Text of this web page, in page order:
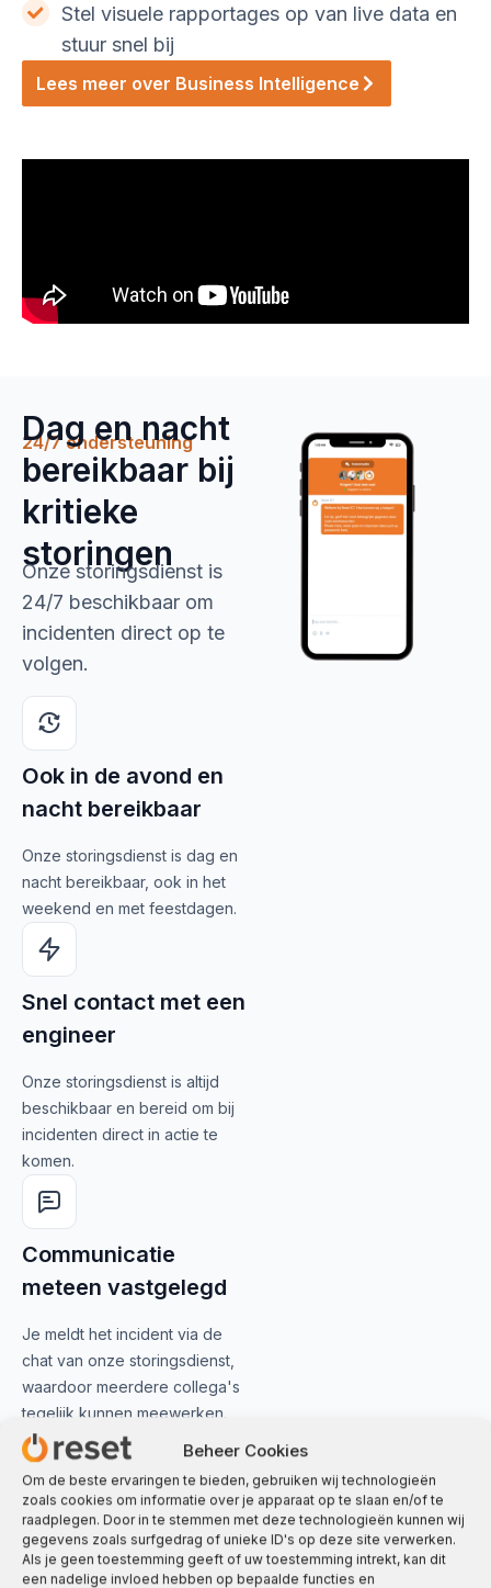
Beheer Cookies
Om de beste ervaringen te bieden, gebruiken wij technologieën
zoals cookies om informatie over je apparaat op te slaan en/of te
raadplegen. Door in te stemmen met deze technologieën kunnen wij
gegevens zoals surfgedrag of unieke ID's op deze site verwerken.
Als je geen toestemming geeft of uw toestemming intrekt, kan dit
een nadelige invloed hebben op bepaalde functies en
Stel visuele rapportages op van live data en
stuur snel bij
Lees meer over Business Intelligence
24/7 ondersteuning
Dag en nacht
bereikbaar bij
kritieke
storingen
Onze storingsdienst is
24/7 beschikbaar om
incidenten direct op te
volgen.
Ook in de avond en
nacht bereikbaar
Onze storingsdienst is dag en
nacht bereikbaar, ook in het
weekend en met feestdagen.
Snel contact met een
engineer
Onze storingsdienst is altijd
beschikbaar en bereid om bij
incidenten direct in actie te
komen.
Communicatie
meteen vastgelegd
Je meldt het incident via de
chat van onze storingsdienst,
waardoor meerdere collega's
tegelijk kunnen meewerken.